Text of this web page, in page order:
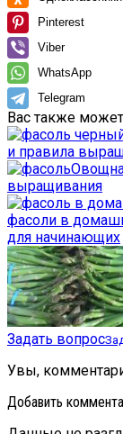
Pinterest
Viber
WhatsApp
Telegram
Вас также может
и правила
выращивания
фасоли в
для начинающих
Задать вопрос
Увы,
Добавить